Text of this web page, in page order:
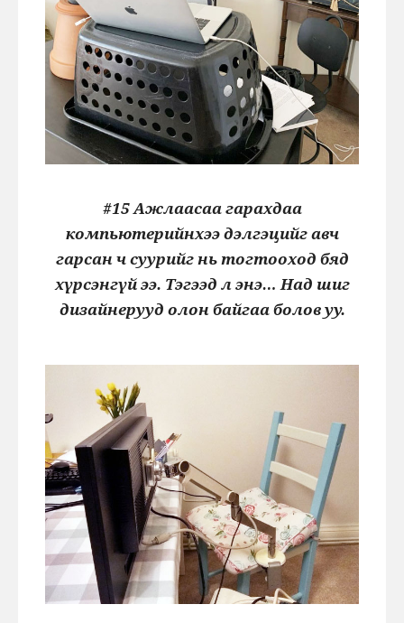
#15 Ажлаасаа гарахдаа
компьютерийнхээ дэлгэцийг авч
гарсан ч суурийг нь тогтооход бяд
хүрсэнгүй ээ. Тэгээд л энэ… Над шиг
дизайнерууд олон байгаа болов уу.